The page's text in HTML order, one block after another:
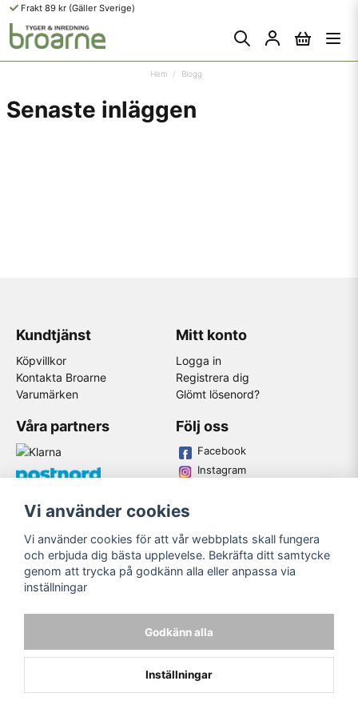
Frakt 89 kr (Gäller Sverige)
Hem Blogg
Senaste inläggen
Kundtjänst
Köpvillkor
Kontakta Broarne
Varumärken
Mitt konto
Logga in
Registrera dig
Glömt lösenord?
Våra partners Följ oss
Facebook
Instagram
© Copyright
Vi använder cookies
Vi använder cookies för att vår webbplats skall fungera
och erbjuda dig bästa upplevelse. Bekräfta ditt samtycke
genom att trycka på godkänn alla eller anpassa via
inställningar
Godkänn alla
Inställningar